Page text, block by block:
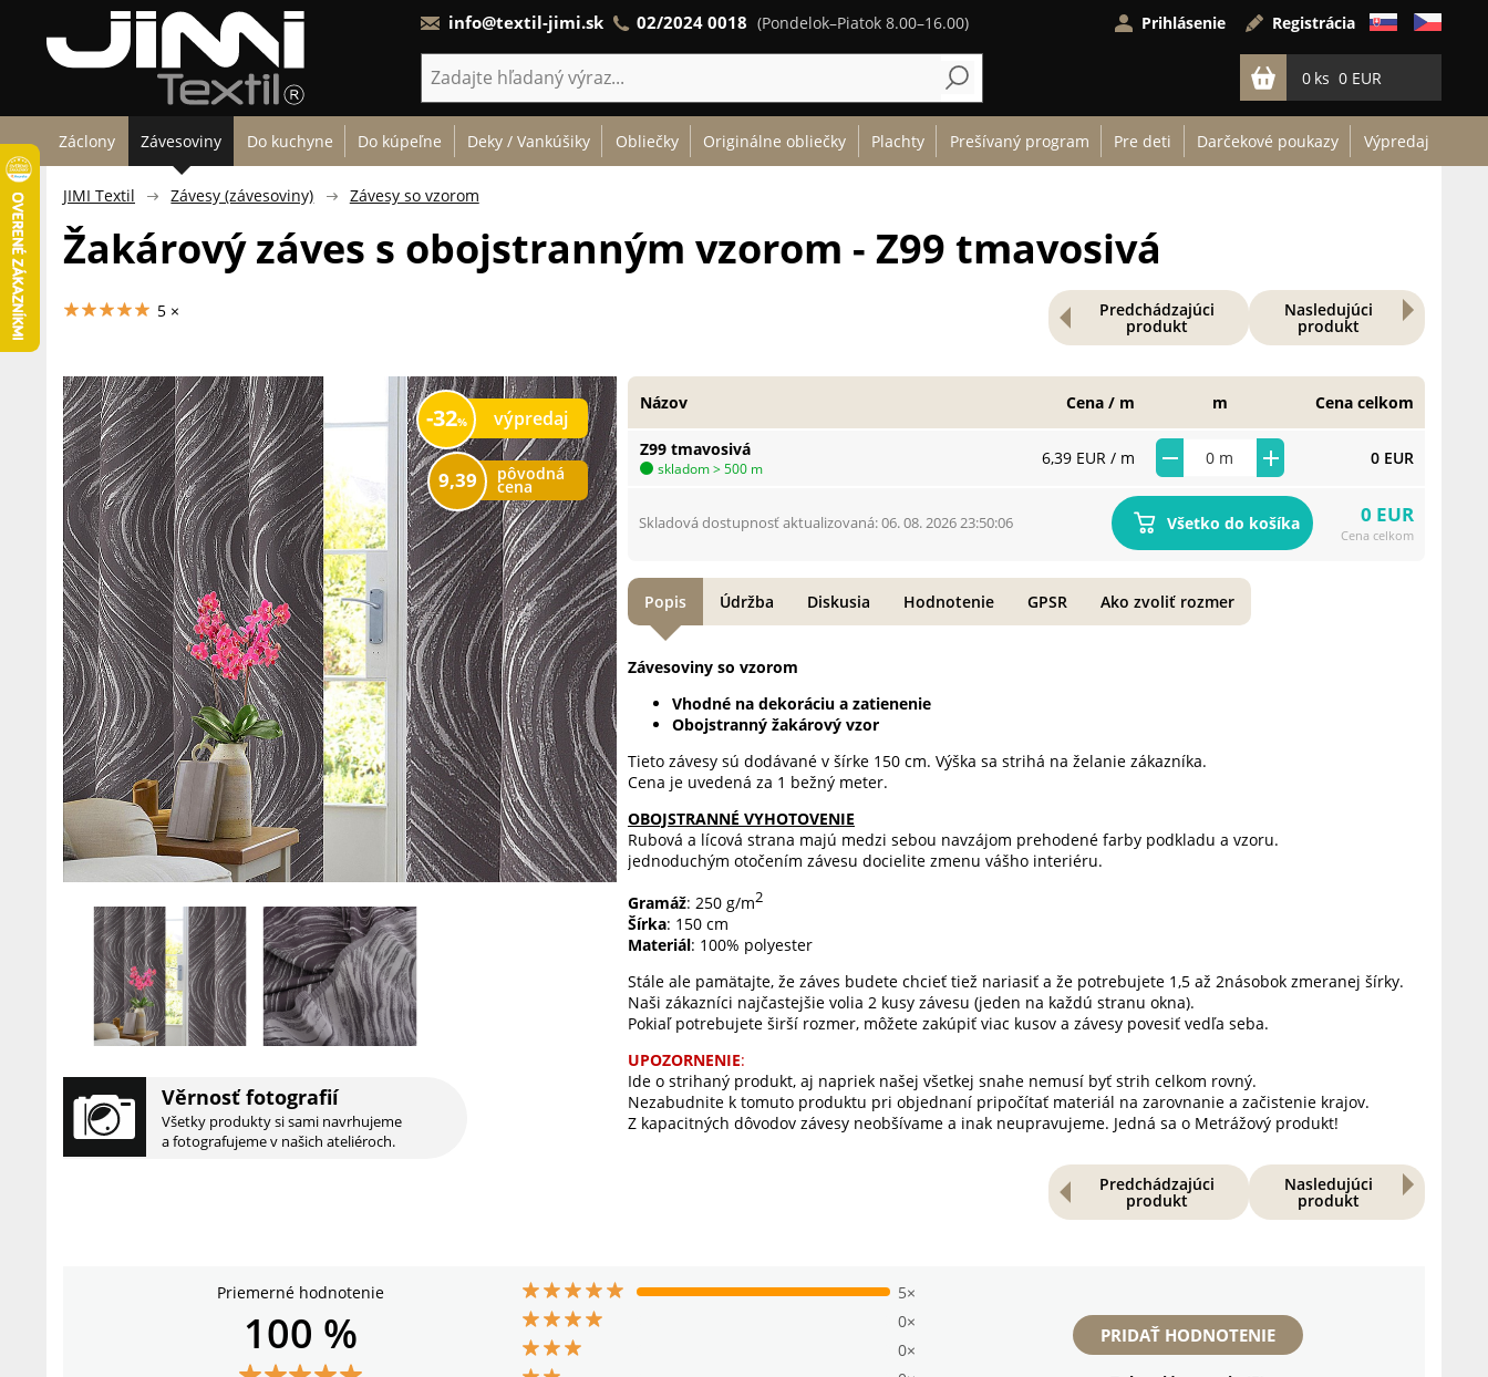
info@textil-jimi.sk 02/2024 0018 (Pondelok–Piatok 8.00–16.00) Prihlásenie Registrácia
0 0 EUR
Záclony Závesoviny Do kuchyne Do kúpeľne Deky / Vankúšiky Obliečky Originálne obliečky Plachty Prešívaný program Pre deti Darčekové poukazy Výpredaj
JIMI Textil Závesy (závesoviny) Závesy so vzorom
5 × Predchádzajúci
produkt
Nasledujúci
produkt
Žakárový záves s obojstranným vzorom - Z99 tmavosivá
výpredaj
32
pôvodná
cena
9,39
Z99 tmavosivá 6,39 EUR / m 0 EUR
skladom > 500 m
Názov Cena / m m Cena celkom
Skladová dostupnosť aktualizovaná: 06. 08. 2026 23:50:06 Všetko do košíka 0 EUR
Cena celkom
Závesoviny so vzorom
Vhodné na dekoráciu a zatienenie
Obojstranný žakárový vzor
Tieto závesy sú dodávané v šírke 150 cm. Výška sa strihá na želanie zákazníka.
Cena je uvedená za 1 bežný meter.
OBOJSTRANNÉ VYHOTOVENIE
Rubová a lícová strana majú medzi sebou navzájom prehodené farby podkladu a vzoru.
jednoduchým otočením závesu docielite zmenu vášho interiéru.
Gramáž: 250 g/m2
Šírka: 150 cm
Materiál: 100% polyester
Stále ale pamätajte, že záves budete chcieť tiež nariasiť a že potrebujete 1,5 až 2násobok zmeranej šírky.
Naši zákazníci najčastejšie volia 2 kusy závesu (jeden na každú stranu okna).
Pokiaľ potrebujete širší rozmer, môžete zakúpiť viac kusov a závesy povesiť vedľa seba.
UPOZORNENIE:
Ide o strihaný produkt, aj napriek našej všetkej snahe nemusí byť strih celkom rovný.
Nezabudnite k tomuto produktu pri objednaní pripočítať materiál na zarovnanie a začistenie krajov.
Z kapacitných dôvodov závesy neobšívame a inak neupravujeme. Jedná sa o Metrážový produkt!
Popis Údržba Diskusia Hodnotenie GPSR Ako zvoliť rozmer
Predchádzajúci
produkt
Nasledujúci
produkt
Věrnosť fotografií
Všetky produkty si sami navrhujeme
a fotografujeme v našich ateliéroch.
Priemerné hodnotenie
5×
0×
0×
PRIDAŤ HODNOTENIE
100 %